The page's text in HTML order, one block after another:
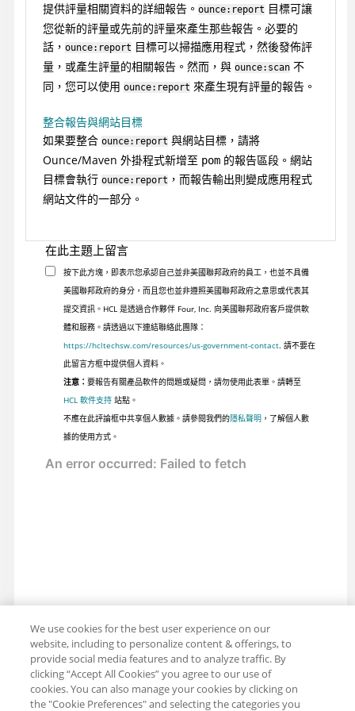
提供評量相關資料的詳細報告。 ounce:report 目標可讓
您從新的評量或先前的評量來產生那些報告。必要的
話， ounce:report 目標可以掃描應用程式，然後發佈評
量，或產生評量的相關報告。然而，與 ounce:scan 不
同，您可以使用 ounce:report 來產生現有評量的報告。
整合報告與網站目標
如果要整合 ounce:report 與網站目標，請將
Ounce/Maven 外掛程式新增至 pom 的報告區段。網站
目標會執行 ounce:report ，而報告輸出則變成應用程式
網站文件的一部分。
在此主題上留言
按下此方塊，即表示您承認自己並非美國聯邦政府的員工，也並不具備
美國聯邦政府的身分，而且您也並非遵照美國聯邦政府之意思或代表其
提交資訊。HCL 是透過合作夥伴 Four, Inc. 向美國聯邦政府客戶提供軟
體和服務。請透過以下連結聯絡此團隊：
https://hcltechsw.com/resources/us-government-contact. 請不要在
此留言方框中提供個人資料。
注意： 要報告有關產品軟件的問題或疑問，請勿使用此表單。請轉至
HCL 軟件支持站點。
不應在此評論框中共享個人數據。請參閱我們的隱私聲明 ，了解個人數
據的使用方式。
We use cookies for the best user experience on our
website, including to personalize content & offerings, to
provide social media features and to analyze traffic. By
clicking “Accept All Cookies” you agree to our use of
cookies. You can also manage your cookies by clicking on
the "Cookie Preferences" and selecting the categories you